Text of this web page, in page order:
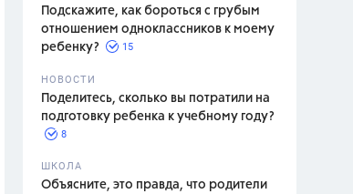
Подскажите, как бороться с грубым
отношением одноклассников к моему
ребенку?
15
НОВОСТИ
Поделитесь, сколько вы потратили на
подготовку ребенка к учебному году?
8
ШКОЛА
Объясните, это правда, что родители